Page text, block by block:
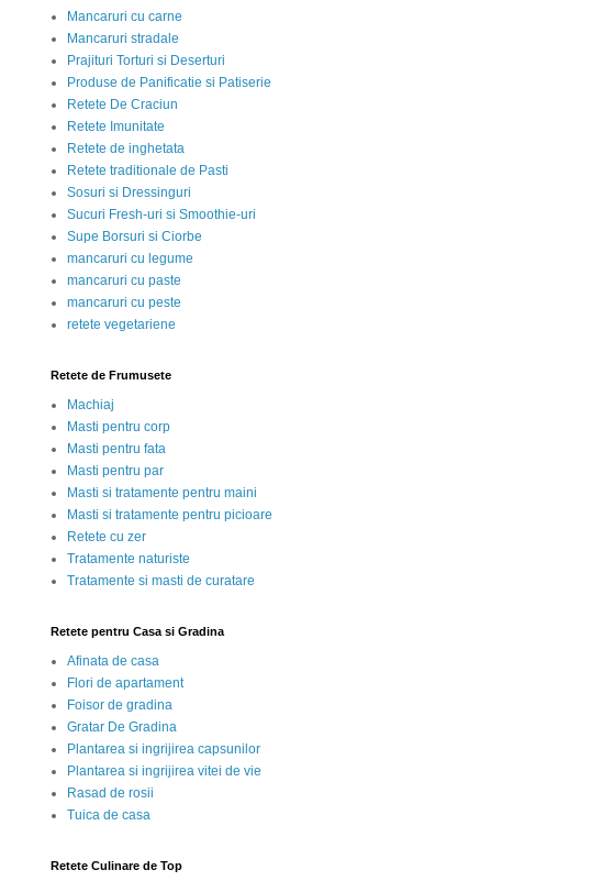
Mancaruri cu carne
Mancaruri stradale
Prajituri Torturi si Deserturi
Produse de Panificatie si Patiserie
Retete De Craciun
Retete Imunitate
Retete de inghetata
Retete traditionale de Pasti
Sosuri si Dressinguri
Sucuri Fresh-uri si Smoothie-uri
Supe Borsuri si Ciorbe
mancaruri cu legume
mancaruri cu paste
mancaruri cu peste
retete vegetariene
Retete de Frumusete
Machiaj
Masti pentru corp
Masti pentru fata
Masti pentru par
Masti si tratamente pentru maini
Masti si tratamente pentru picioare
Retete cu zer
Tratamente naturiste
Tratamente si masti de curatare
Retete pentru Casa si Gradina
Afinata de casa
Flori de apartament
Foisor de gradina
Gratar De Gradina
Plantarea si ingrijirea capsunilor
Plantarea si ingrijirea vitei de vie
Rasad de rosii
Tuica de casa
Retete Culinare de Top